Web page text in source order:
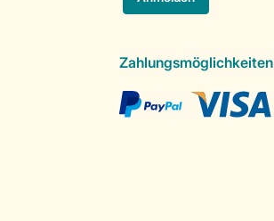
Zahlungsmöglichkeiten